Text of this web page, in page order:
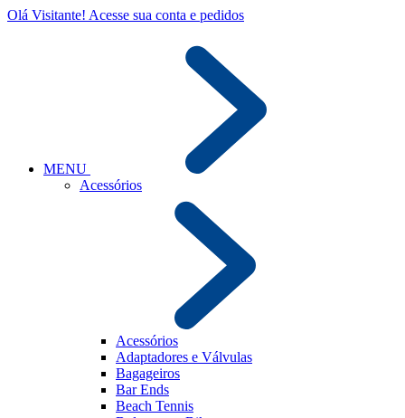
Olá Visitante! Acesse sua conta e pedidos
MENU
Acessórios
Acessórios
Adaptadores e Válvulas
Bagageiros
Bar Ends
Beach Tennis